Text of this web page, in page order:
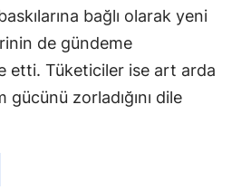
bağlı olarak yeni
de gündeme
etti. Tüketiciler ise art arda
gücünü zorladığını dile